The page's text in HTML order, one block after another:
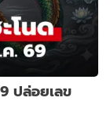
ปล่อยเลข